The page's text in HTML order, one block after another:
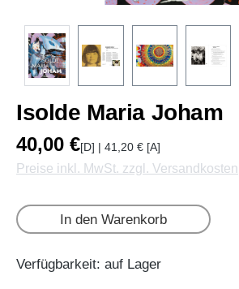
Isolde Maria Joham
40,00 €[D] | 41,20 € [A]
Preise inkl. MwSt. zzgl. Versandkosten
In den Warenkorb
Verfügbarkeit: auf Lager